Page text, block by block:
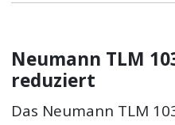
Neumann TLM
reduziert
Das Neumann TLM